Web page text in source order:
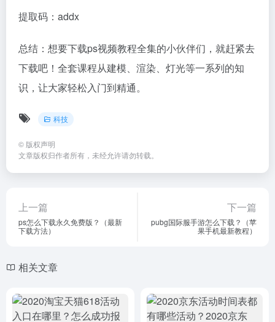
提取码：addx
总结：想要下载ps视频教程全集的小伙伴们，就赶紧去
下载吧！全套课程从建模、渲染、灯光等一系列的知
识，让大家轻松入门到精通。
科技
© 版权声明
文章版权归作者所有，未经允许请勿转载。
上一篇
ps怎么下载永久免费版？（最新
下载方法）
下一篇
pubg国际服手游怎么下载？（苹
果手机最新教程）
相关文章